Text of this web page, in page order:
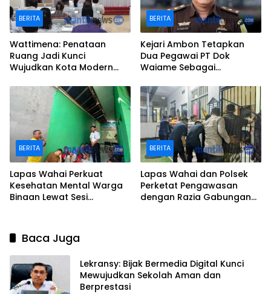
BERITA
Wattimena: Penataan
Ruang Jadi Kunci
Wujudkan Kota Modern
BERITA
Kejari Ambon Tetapkan
Dua Pegawai PT Dok
Waiame Sebagai
BERITA
Lapas Wahai Perkuat
Kesehatan Mental Warga
Binaan Lewat Sesi
BERITA
Lapas Wahai dan Polsek
Perketat Pengawasan
dengan Razia Gabungan
Baca Juga
Lekransy: Bijak Bermedia Digital Kunci
Mewujudkan Sekolah Aman dan
Berprestasi